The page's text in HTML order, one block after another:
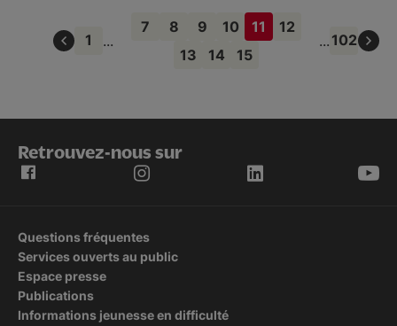
1 ... Page
7 Page
8 Page
9 Page
10
Page
courante
11 Page
12
Page
13 Page
14 Page
15
... 102
Retrouvez-nous sur
Questions fréquentes
Services ouverts au public
Espace presse
Publications
Informations jeunesse en difficulté